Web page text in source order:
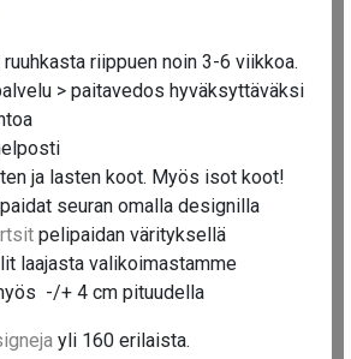
riippuen noin 3-6 viikkoa.
> paitavedos hyväksyttäväksi
ja lasten koot. Myös isot koot!
seuran omalla designilla
pelipaidan värityksellä
laajasta valikoimastamme
-/+ 4 cm pituudella
yli 160 erilaista.